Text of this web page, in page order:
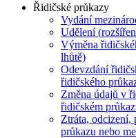
Řidičské průkazy
Vydání
Udělení
Výměna
lhůtě)
Odevzdání
řidičského
Změna údajů v
řidičském
Ztráta, odcizení,
průkazu nebo